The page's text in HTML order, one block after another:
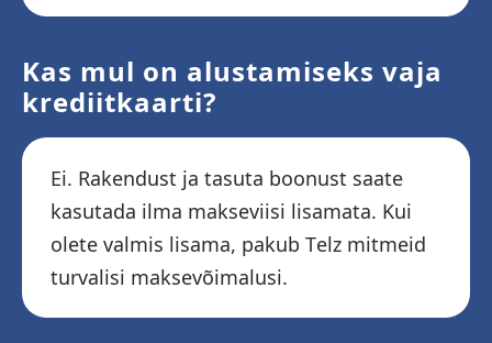
Kas mul on alustamiseks vaja
krediitkaarti?
Ei. Rakendust ja tasuta boonust saate
kasutada ilma makseviisi lisamata. Kui
olete valmis lisama, pakub Telz mitmeid
turvalisi maksevõimalusi.